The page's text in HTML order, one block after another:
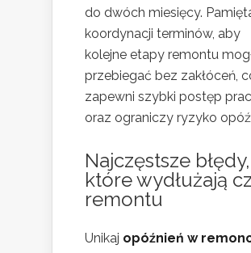
do dwóch miesięcy.
koordynacji terminów, aby
kolejne etapy remontu
przebiegać bez zakłóceń,
zapewni szybki postęp prac
oraz ograniczy ryzyko
Najczęstsze błędy,
które wydłużają
remontu
Unikaj opóźnień w